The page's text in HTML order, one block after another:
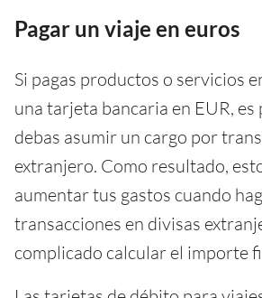
Pagar un viaje en euros
Si pagas productos o servicios
una tarjeta bancaria en EUR, es
debas asumir un cargo por
extranjero. Como resultado,
aumentar tus gastos cuando
transacciones en divisas
complicado calcular el importe